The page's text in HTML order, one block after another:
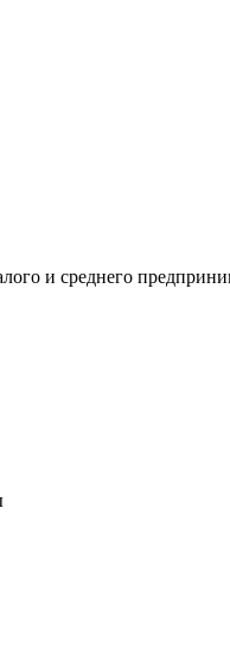
и среднего